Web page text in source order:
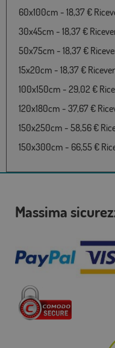
60x100cm - 18,37 €
30x45cm - 18,37 €
50x75cm - 18,37 €
15x20cm - 18,37 €
100x150cm - 29,02 €
120x180cm - 37,67 €
150x250cm - 58,56 €
150x300cm - 66,55 €
Massima